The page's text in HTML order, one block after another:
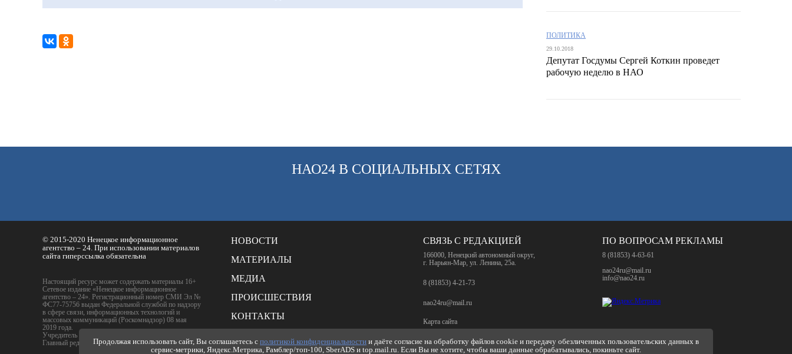
Продолжая использовать сайт, Вы соглашаетесь с политикой конфиденциальностии даёте согласие на обработку файлов cookie и передачу обезличенных пользовательских данных в
сервис-метрики, Яндекс.Метрика, Рамблер/топ-100, SberADS и top.mail.ru. Если Вы не хотите, чтобы ваши данные обрабатывались, покиньте сайт.
ПОЛИТИКА
29.10.2018
Депутат Госдумы Сергей Коткин проведет
рабочую неделю в НАО
НАО24 В СОЦИАЛЬНЫХ СЕТЯХ
© 2015-2020 Ненецкое информационное
агентство – 24. При использовании материалов
сайта гиперссылка обязательна
Настоящий ресурс может содержать материалы 16+
Сетевое издание «Ненецкое информационное
агентство – 24». Регистрационный номер СМИ Эл №
ФС77-75756 выдан Федеральной службой по надзору
в сфере связи, информационных технологий и
массовых коммуникаций (Роскомнадзор) 08 мая
2019 года.
Учредитель - ГБУ НАО "Издательский дом НАО"
Главный редактор - Е.Ю. Тимофеев
НОВОСТИ
МАТЕРИАЛЫ
МЕДИА
ПРОИСШЕСТВИЯ
КОНТАКТЫ
СВЯЗЬ С РЕДАКЦИЕЙ
166000, Ненецкий автономный округ,
г. Нарьян-Мар, ул. Ленина, 25а.
8 (81853) 4-21-73
nao24ru@mail.ru
Карта сайта
RSS-лента
ПО ВОПРОСАМ РЕКЛАМЫ
8 (81853) 4-63-61
nao24ru@mail.ru
info@nao24.ru